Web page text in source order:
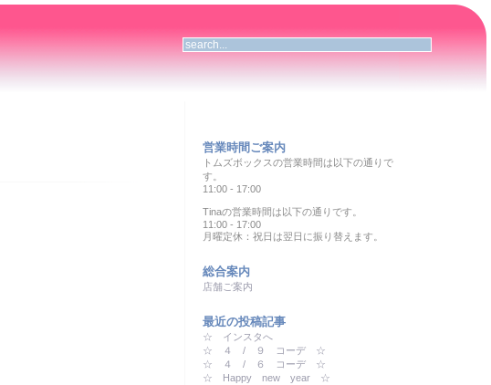
営業時間ご案内
トムズボックスの営業時間は以下の通りで
す。
11:00 - 17:00
Tinaの営業時間は以下の通りです。
11:00 - 17:00
月曜定休：祝日は翌日に振り替えます。
総合案内
店舗ご案内
最近の投稿記事
☆ インスタへ
☆ ４ / ９ コーデ ☆
☆ ４ / ６ コーデ ☆
☆ Happy new year ☆